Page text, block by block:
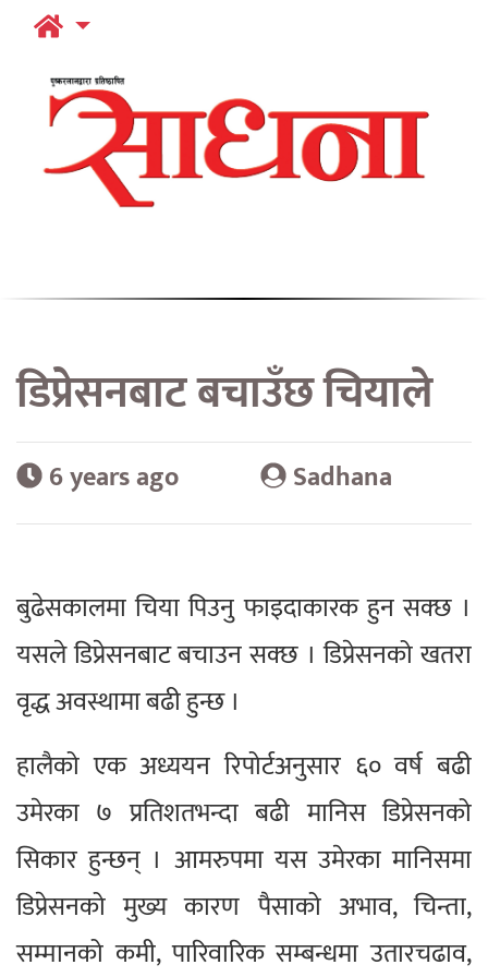
डिप्रेसनबाट बचाउँछ चियाले
6 years ago Sadhana
बुढेसकालमा चिया पिउनु फाइदाकारक हुन सक्छ ।
यसले डिप्रेसनबाट बचाउन सक्छ । डिप्रेसनको खतरा
वृद्ध अवस्थामा बढी हुन्छ ।
हालैको एक अध्ययन रिपोर्टअनुसार ६० वर्ष बढी
उमेरका ७ प्रतिशतभन्दा बढी मानिस डिप्रेसनको
सिकार हुन्छन् । आमरुपमा यस उमेरका मानिसमा
डिप्रेसनको मुख्य कारण पैसाको अभाव, चिन्ता,
सम्मानको कमी, पारिवारिक सम्बन्धमा उतारचढाव,